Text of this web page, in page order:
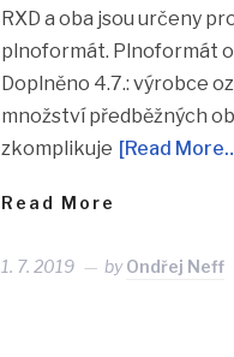
RXD a oba jsou určeny
plnoformát. Plnoformát
Doplněno 4.7.: výrobce
množství předběžných
zkomplikuje [Read
Read More
1. 7. 2019 byOndřej Neff